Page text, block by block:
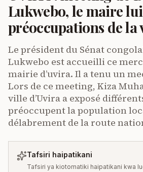
Lukwebo, le maire
préoccupations de la
Le président du Sénat
Lukwebo est accueilli ce
mairie d’uvira. Il a tenu un
Lors de ce meeting, Kiza
ville d’Uvira a exposé
préoccupent la population
délabrement de la route
Tafsiri haipatikani
Tafsiri ya kiotomatiki haipatikani kwa